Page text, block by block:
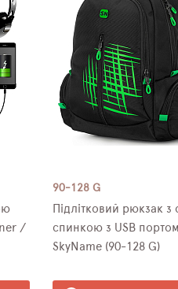
/
90-128 G
Підлітковий рюкзак
спинкою з USB
SkyName (90-128 G)